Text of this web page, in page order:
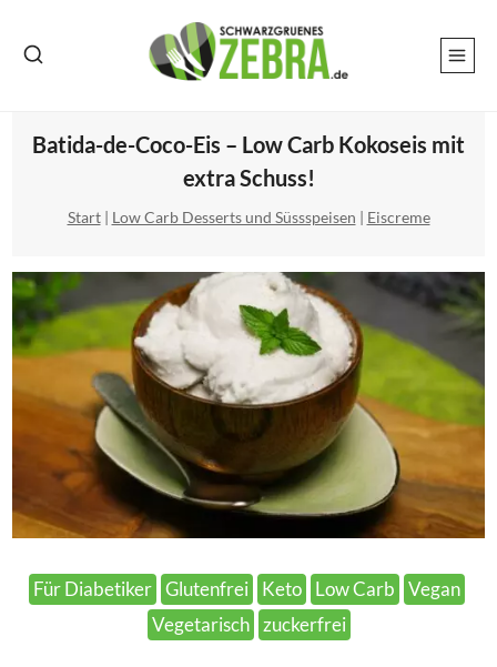
Inhalt
Batida-de-Coco-Eis – Low Carb Kokoseis mit
extra Schuss!
Start| Low Carb Desserts und Süssspeisen | Eiscreme
Für Diabetiker Glutenfrei Keto Low Carb
Vegan
Vegetarisch zuckerfrei